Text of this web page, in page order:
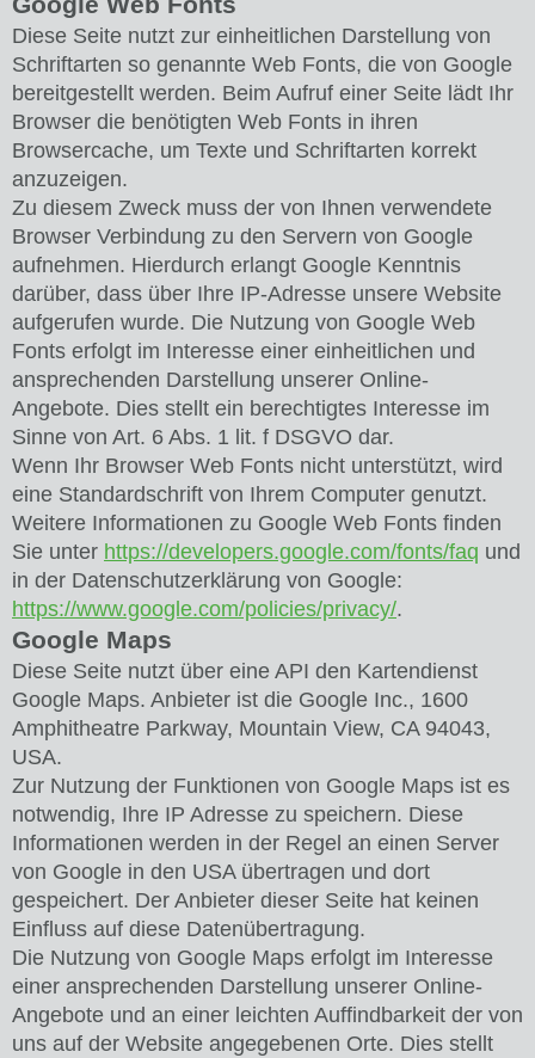
Diese Seite nutzt zur einheitlichen Darstellung von
Schriftarten so genannte Web Fonts, die von Google
bereitgestellt werden. Beim Aufruf einer Seite lädt Ihr
Browser die benötigten Web Fonts in ihren
Browsercache, um Texte und Schriftarten korrekt
anzuzeigen.
Zu diesem Zweck muss der von Ihnen verwendete
Browser Verbindung zu den Servern von Google
aufnehmen. Hierdurch erlangt Google Kenntnis
darüber, dass über Ihre IP-Adresse unsere Website
aufgerufen wurde. Die Nutzung von Google Web
Fonts erfolgt im Interesse einer einheitlichen und
ansprechenden Darstellung unserer Online-
Angebote. Dies stellt ein berechtigtes Interesse im
Sinne von Art. 6 Abs. 1 lit. f DSGVO dar.
Wenn Ihr Browser Web Fonts nicht unterstützt, wird
eine Standardschrift von Ihrem Computer genutzt.
Weitere Informationen zu Google Web Fonts finden
Sie unter https://developers.google.com/fonts/faq und
in der Datenschutzerklärung von Google:
https://www.google.com/policies/privacy/.
Google Maps
Diese Seite nutzt über eine API den Kartendienst
Google Maps. Anbieter ist die Google Inc., 1600
Amphitheatre Parkway, Mountain View, CA 94043,
USA.
Zur Nutzung der Funktionen von Google Maps ist es
notwendig, Ihre IP Adresse zu speichern. Diese
Informationen werden in der Regel an einen Server
von Google in den USA übertragen und dort
gespeichert. Der Anbieter dieser Seite hat keinen
Einfluss auf diese Datenübertragung.
Die Nutzung von Google Maps erfolgt im Interesse
einer ansprechenden Darstellung unserer Online-
Angebote und an einer leichten Auffindbarkeit der von
uns auf der Website angegebenen Orte. Dies stellt